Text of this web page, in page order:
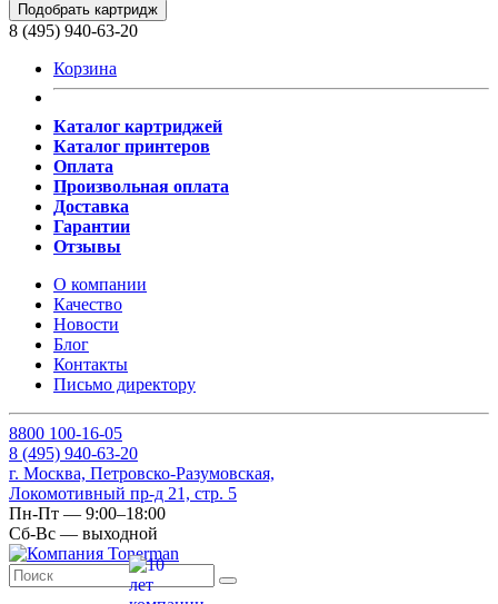
Подобрать картридж
8 (495) 940-63-20
Корзина
Каталог картриджей
Каталог принтеров
Оплата
Произвольная оплата
Доставка
Гарантии
Отзывы
О компании
Качество
Новости
Блог
Контакты
Письмо директору
8800 100-16-05
8 (495) 940-63-20
г. Москва, Петровско-Разумовская,
Локомотивный пр-д 21, стр. 5
Пн-Пт — 9:00–18:00
Сб-Вс — выходной